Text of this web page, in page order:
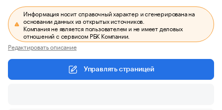
Информация носит справочный характер и сгенерирована на
основании данных из открытых источников.
Компания не является пользователем и не имеет деловых
отношений с сервисом РБК Компании.
Редактировать описание
Управлять страницей